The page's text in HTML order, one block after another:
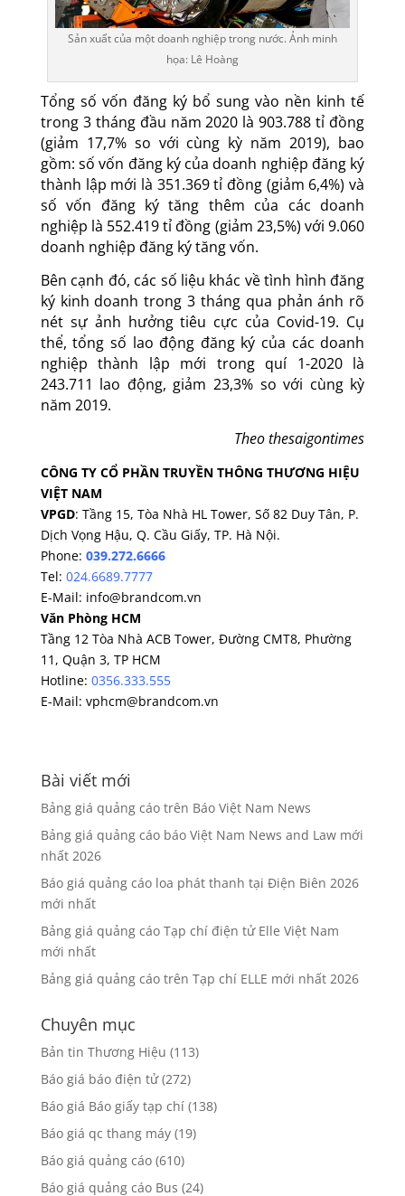
Sản xuất của một doanh nghiệp trong nước. Ảnh minh
họa: Lê Hoàng
Tổng số vốn đăng ký bổ sung vào nền kinh tế
trong 3 tháng đầu năm 2020 là 903.788 tỉ đồng
(giảm 17,7% so với cùng kỳ năm 2019), bao
gồm: số vốn đăng ký của doanh nghiệp đăng ký
thành lập mới là 351.369 tỉ đồng (giảm 6,4%) và
số vốn đăng ký tăng thêm của các doanh
nghiệp là 552.419 tỉ đồng (giảm 23,5%) với 9.060
doanh nghiệp đăng ký tăng vốn.
Bên cạnh đó, các số liệu khác về tình hình đăng
ký kinh doanh trong 3 tháng qua phản ánh rõ
nét sự ảnh hưởng tiêu cực của Covid-19. Cụ
thể, tổng số lao động đăng ký của các doanh
nghiệp thành lập mới trong quí 1-2020 là
243.711 lao động, giảm 23,3% so với cùng kỳ
năm 2019.
Theo thesaigontimes
CÔNG TY CỔ PHẦN TRUYỀN THÔNG THƯƠNG HIỆU
VIỆT NAM
VPGD: Tầng 15, Tòa Nhà HL Tower, Số 82 Duy Tân, P.
Dịch Vọng Hậu, Q. Cầu Giấy, TP. Hà Nội.
Phone: 039.272.6666
Tel: 024.6689.7777
E-Mail: info@brandcom.vn
Văn Phòng HCM
Tầng 12 Tòa Nhà ACB Tower, Đường CMT8, Phường
11, Quận 3, TP HCM
Hotline: 0356.333.555
E-Mail: vphcm@brandcom.vn
Bài viết mới
Bảng giá quảng cáo trên Báo Việt Nam News
Bảng giá quảng cáo báo Việt Nam News and Law mới
nhất 2026
Báo giá quảng cáo loa phát thanh tại Điện Biên 2026
mới nhất
Bảng giá quảng cáo Tạp chí điện tử Elle Việt Nam
mới nhất
Bảng giá quảng cáo trên Tạp chí ELLE mới nhất 2026
Chuyên mục
Bản tin Thương Hiệu (113)
Báo giá báo điện tử(272)
Báo giá Báo giấy tạp chí(138)
Báo giá qc thang máy(19)
Báo giá quảng cáo(610)
Báo giá quảng cáo Bus (24)